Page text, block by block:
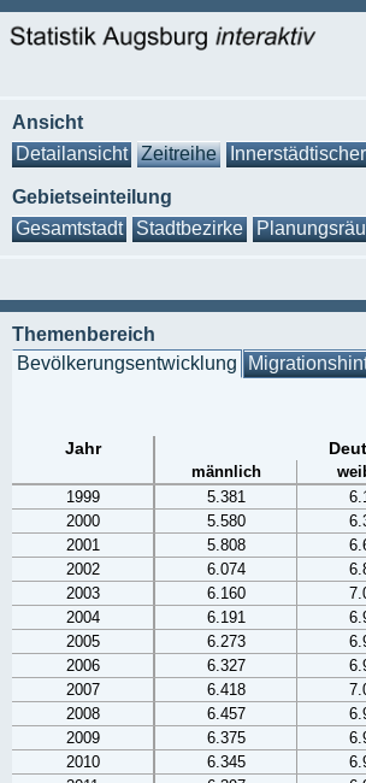
Ansicht
Detailansicht
Zeitreihe
Gebietseinteilung
Gesamtstadt
Stadtbezirke
Themenbereich
Bevölkerungsentwicklung
Jahr
männlich
1999
5.381
2000
5.580
2001
5.808
2002
6.074
2003
6.160
2004
6.191
2005
6.273
2006
6.327
2007
6.418
2008
6.457
2009
6.375
2010
6.345